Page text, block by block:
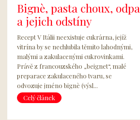
Bignè, pasta choux,
a jejich odstíny
Recept V Itálii neexistuje cukrárna, jejíž
vitrína by se nechlubila těmito lahodnými,
malými a zakulacenými cukrovinkami.
Právě z francouzského „beignet“, malé
preparace zakulaceného tvaru, se
odvozuje jméno bignè (výsl...
Celý článek